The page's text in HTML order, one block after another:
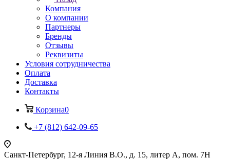
Компания
О компании
Партнеры
Бренды
Отзывы
Реквизиты
Условия сотрудничества
Оплата
Доставка
Контакты
Корзина0
+7 (812) 642-09-65
Санкт-Петербург, 12-я Линия В.О., д. 15, литер А, пом. 7Н